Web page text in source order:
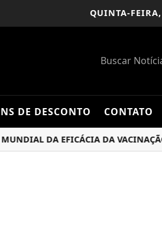
QUINTA-FEIRA,
DE DESCONTO CONTATO
DA EFICÁCIA DA VACINAÇÃO